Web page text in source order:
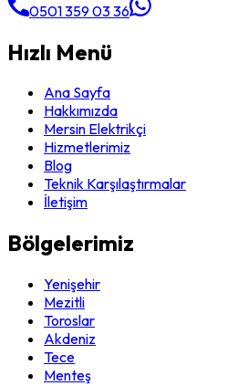
0501 359 03 36
Hızlı Menü
Ana Sayfa
Hakkımızda
Mersin Elektrikçi
Hizmetlerimiz
Blog
Teknik Karşılaştırmalar
İletişim
Bölgelerimiz
Yenişehir
Mezitli
Toroslar
Akdeniz
Tece
Menteş